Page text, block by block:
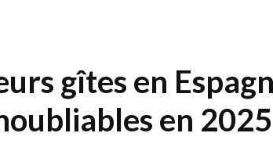
gîtes en
en 2025